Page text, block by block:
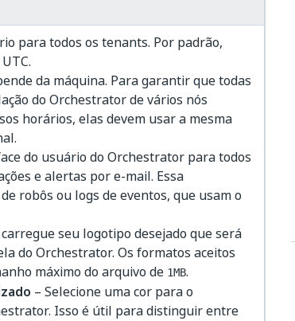
para todos os tenants. Por padrão,
da máquina. Para garantir que todas
do Orchestrator de vários nós
horários, elas devem usar a mesma
do usuário do Orchestrator para todos
e alertas por e-mail. Essa
robôs ou logs de eventos, que usam o
seu logotipo desejado que será
do Orchestrator. Os formatos aceitos
máximo do arquivo de 1MB.
– Selecione uma cor para o
Isso é útil para distinguir entre